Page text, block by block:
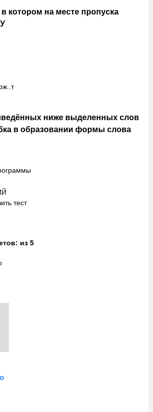
котором на месте пропуска
ниже выделенных слов
в образовании формы слова
тест
из 5